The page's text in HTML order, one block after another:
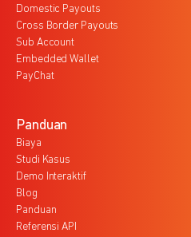
Domestic Payouts
Cross Border Payouts
Sub Account
Embedded Wallet
PayChat
Panduan
Biaya
Studi Kasus
Demo Interaktif
Blog
Panduan
Referensi API